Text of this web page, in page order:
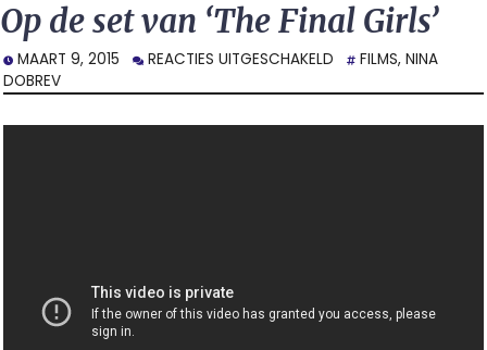
Op de set van ‘The Final Girls’
MAART 9, 2015 REACTIES UITGESCHAKELD VOOR
DE
SET
FILMS, NINA
DOBREV